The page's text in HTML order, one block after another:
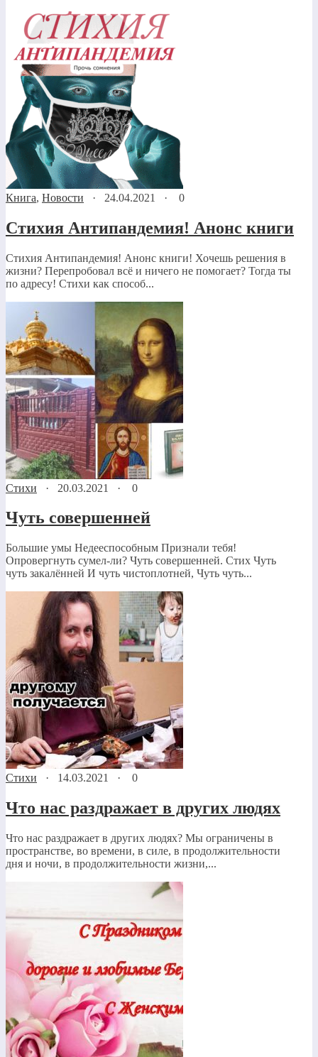
Книга, Новости · 24.04.2021 · 0
Стихия Антипандемия! Анонс книги
Стихия Антипандемия! Анонс книги! Хочешь решения в
жизни? Перепробовал всё и ничего не помогает? Тогда ты
по адресу! Стихи как способ...
Стихи · 20.03.2021 · 0
Чуть совершенней
Большие умы Недееспособным Признали тебя!
Опровергнуть сумел-ли? Чуть совершенней. Стих Чуть
чуть закалённей И чуть чистоплотней, Чуть чуть...
Стихи · 14.03.2021 · 0
Что нас раздражает в других людях
Что нас раздражает в других людях? Мы ограничены в
пространстве, во времени, в силе, в продолжительности
дня и ночи, в продолжительности жизни,...